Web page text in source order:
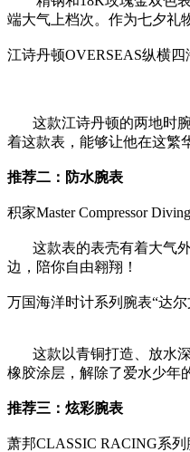
端大气上档次。作为七夕礼
江诗丹顿OVERSEAS纵横四
这款江诗丹顿的两地时腕
着这款表，能够让他在这繁
推荐二：防水腕表
积家Master Compressor
这款表的表壳有着大气外
边，陪你自由翱翔！
万国海洋时计系列腕表“达
这款以青铜打造、放水深
橡胶涂层，解除了爱水少年
推荐三：炫彩腕表
萧邦CLASSIC RACING系列